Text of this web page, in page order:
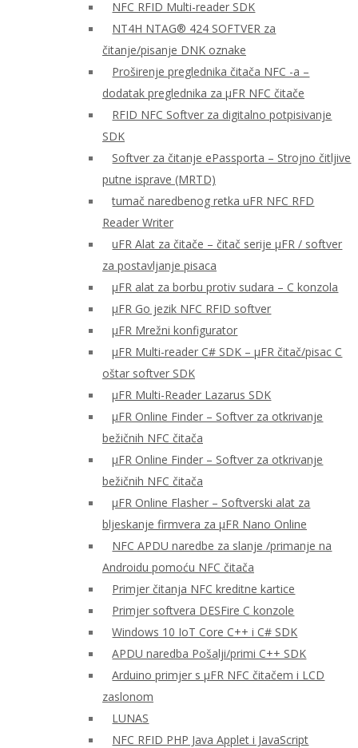
NFC RFID Multi-reader SDK
NT4H NTAG® 424 SOFTVER za
čitanje/pisanje DNK oznake
Proširenje preglednika čitača NFC -a –
dodatak preglednika za μFR NFC čitače
RFID NFC Softver za digitalno potpisivanje
SDK
Softver za čitanje ePassporta – Strojno čitljive
putne isprave (MRTD)
tumač naredbenog retka uFR NFC RFD
Reader Writer
uFR Alat za čitače – čitač serije μFR / softver
za postavljanje pisaca
μFR alat za borbu protiv sudara – C konzola
μFR Go jezik NFC RFID softver
μFR Mrežni konfigurator
μFR Multi-reader C# SDK – μFR čitač/pisac C
oštar softver SDK
μFR Multi-Reader Lazarus SDK
μFR Online Finder – Softver za otkrivanje
bežičnih NFC čitača
μFR Online Finder – Softver za otkrivanje
bežičnih NFC čitača
μFR Online Flasher – Softverski alat za
bljeskanje firmvera za μFR Nano Online
NFC APDU naredbe za slanje /primanje na
Androidu pomoću NFC čitača
Primjer čitanja NFC kreditne kartice
Primjer softvera DESFire C konzole
Windows 10 IoT Core C++ i C# SDK
APDU naredba Pošalji/primi C++ SDK
Arduino primjer s μFR NFC čitačem i LCD
zaslonom
LUNAS
NFC RFID PHP Java Applet i JavaScript